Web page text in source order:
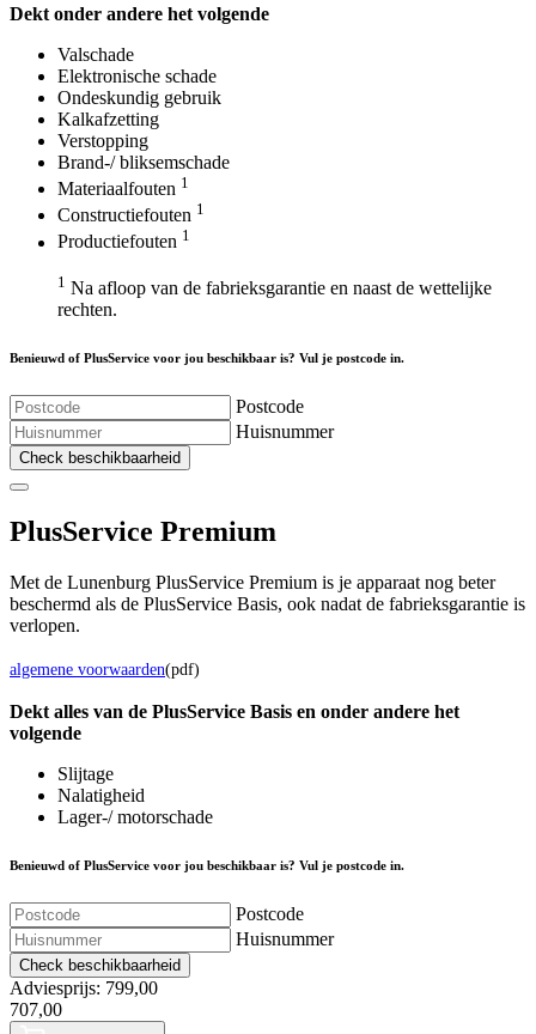
Dekt onder andere het volgende
Valschade
Elektronische schade
Ondeskundig gebruik
Kalkafzetting
Verstopping
Brand-/ bliksemschade
Materiaalfouten 1
Constructiefouten 1
Productiefouten 1
1 Na afloop van de fabrieksgarantie en naast de wettelijke
rechten.
Benieuwd of PlusService voor jou beschikbaar is? Vul je postcode in.
Postcode
Huisnummer
Check beschikbaarheid
PlusService Premium
Met de Lunenburg PlusService Premium is je apparaat nog beter
beschermd als de PlusService Basis, ook nadat de fabrieksgarantie is
verlopen.
algemene voorwaarden(pdf)
Dekt alles van de PlusService Basis en onder andere het
volgende
Slijtage
Nalatigheid
Lager-/ motorschade
Benieuwd of PlusService voor jou beschikbaar is? Vul je postcode in.
Postcode
Huisnummer
Check beschikbaarheid
Adviesprijs: 799,00
707,00